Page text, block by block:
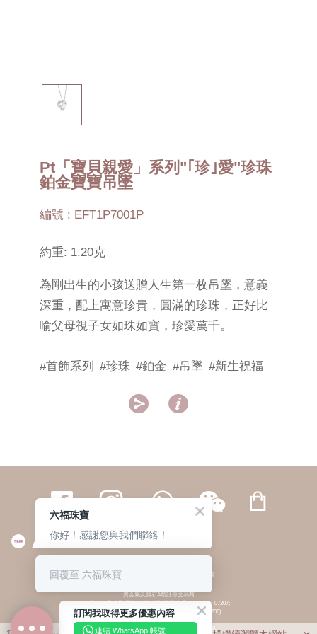
Pt「寶貝親愛」系列"｢珍｣愛"珍珠
鉑金寶寶吊墜
編號 : EFT1P7001P
約重: 1.20克
為剛出生的小孩送贈人生第一枚吊墜，意義
深重，配上寓意珍貴，圓滿的珍珠，正好比
喻父母視子女如珠如寶，珍愛萬千。
#首飾系列 #珍珠 #鉑金 #吊墜 #新生祝福
 
繁體 | 簡体
© 六福集團 版權所有 不得轉載 私隱政策
貴金屬及寶石A類註冊交易商
(六福企業禮品(國際)有限公司-註冊號碼:A-B-24-05-07207;
六福電子商貿有限公司-註冊號碼:A-B-24-05-07206)
貴金屬及寶石B類註冊交易商
(六福集團有限公司-註冊號碼:B-B-24-05-07258;
訂閱我取得更多優惠內容
連結 WhatsApp 帳號
六福珠寶
你好！感謝您與我們聯絡！
回覆至 六福珠寶